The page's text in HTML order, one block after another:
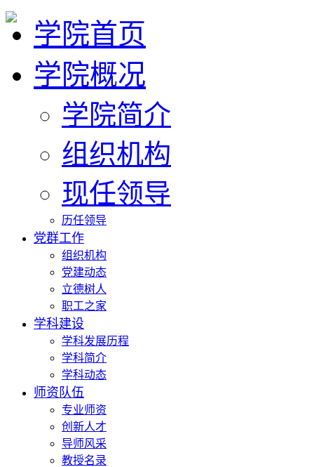
学院首页
学院概况
学院简介
组织机构
现任领导
历任领导
党群工作
组织机构
党建动态
立德树人
职工之家
学科建设
学科发展历程
学科简介
学科动态
师资队伍
专业师资
创新人才
导师风采
教授名录